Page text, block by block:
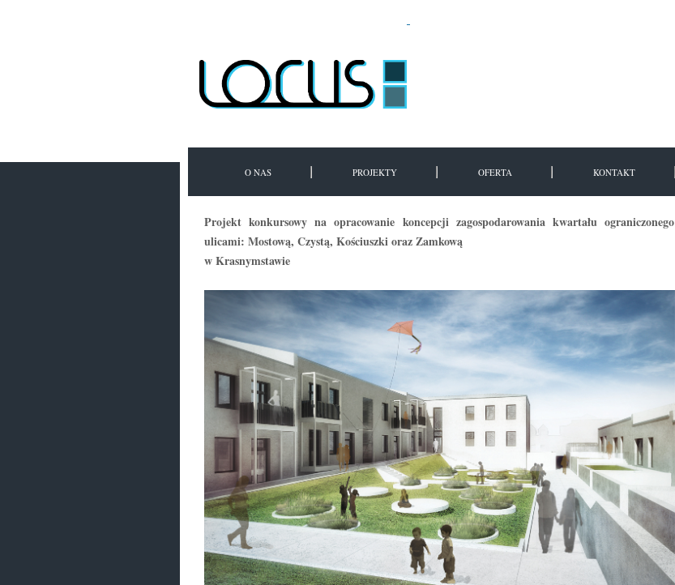
O NAS PROJEKTY OFERTA KONTAKT
Projekt konkursowy na opracowanie koncepcji zagospodarowania kwartału ograniczonego
ulicami: Mostową, Czystą, Kościuszki oraz Zamkową
w Krasnymstawie